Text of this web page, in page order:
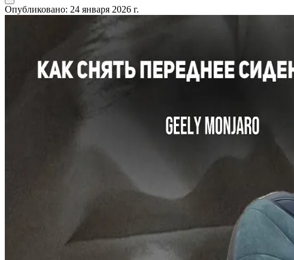
Опубликовано: 24 января 2026 г.